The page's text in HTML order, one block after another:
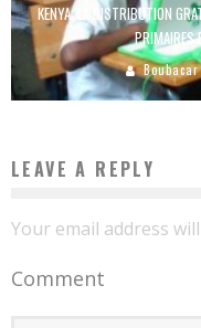
KENYA: LA DISTRIBUTION
PRIMAIRES
LEAVE A REPLY
Your email address
Comment